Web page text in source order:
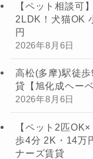
【ペット相談可
2LDK！犬猫OK
円
2026年8月6日
高松(多摩)駅徒
貸【旭化成ヘー
2026年8月6日
【ペット2匹
歩4分 2K・14万
ナーズ賃貸